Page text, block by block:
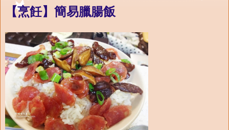
【烹飪】簡易臘腸飯